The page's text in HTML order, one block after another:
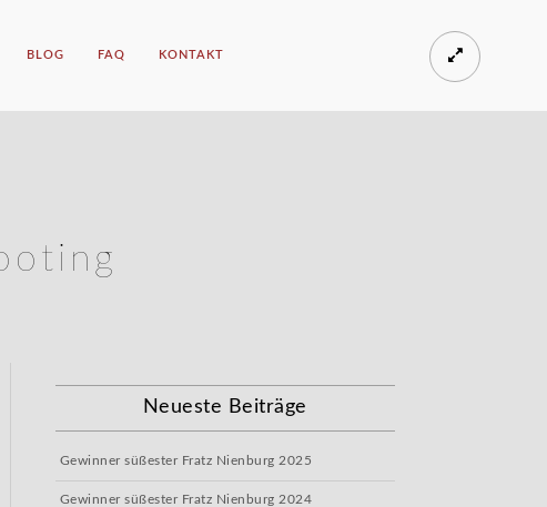
BLOG FAQ KONTAKT
Neueste Beiträge
Gewinner süßester Fratz Nienburg 2025
Gewinner süßester Fratz Nienburg 2024